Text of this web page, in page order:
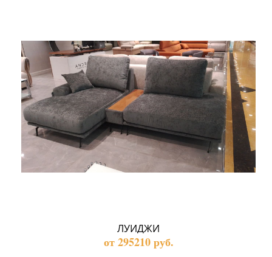
ЛУИДЖИ
от 295210 руб.